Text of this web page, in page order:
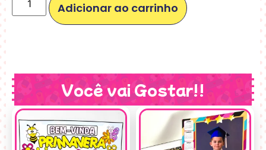
Adicionar ao carrinho
Você vai Gostar!!